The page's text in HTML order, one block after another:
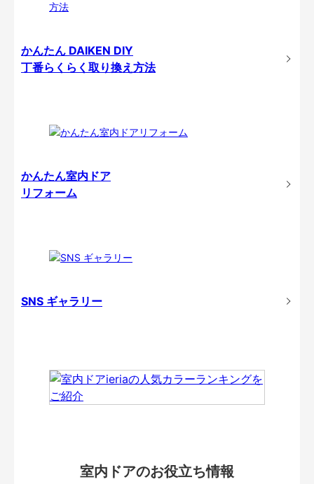
かんたん DAIKEN DIY
丁番らくらく取り換え方法
かんたん室内ドア
リフォーム
SNS ギャラリー
室内ドアのお役立ち情報